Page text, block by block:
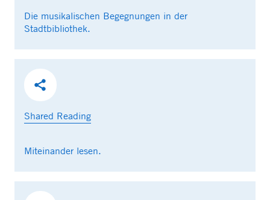
Die musikalischen Begegnungen in der
Stadtbibliothek.
Shared Reading
Miteinander lesen.